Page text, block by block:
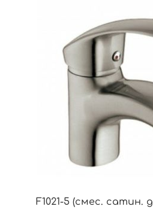
F1021-5 (смес. сатин.